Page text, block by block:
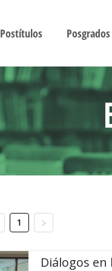
Postítulos Posgrados
1
Diálogos en